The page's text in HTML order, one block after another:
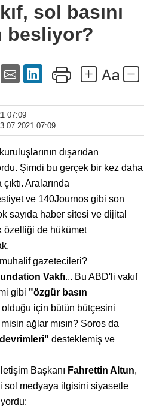
sol basını
besliyor?
07:09
07:09
dışarıdan
Şimdi bu gerçek bir kez daha
Aralarında
ve 140Journos gibi son
sayıda haber sitesi ve dijital
özelliği de hükümet
gazetecileri?
Vakfı... Bu ABD'li vakıf
gibi "özgür basın
için bütün bütçesini
misin ağlar mısın? Soros da
desteklemiş ve
Başkanı Fahrettin Altun,
sol medyaya ilgisini siyasetle